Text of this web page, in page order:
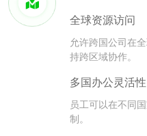
全球资源访问
允许跨国公司在
持跨区域协作。
多国办公灵活性
员工可以在不同
制。